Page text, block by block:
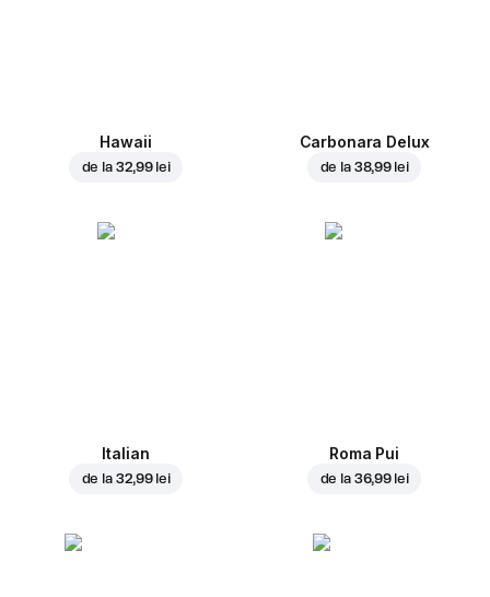
Hawaii
de la 32,99 lei
Carbonara Delux
de la 38,99 lei
Italian
de la 32,99 lei
Roma Pui
de la 36,99 lei